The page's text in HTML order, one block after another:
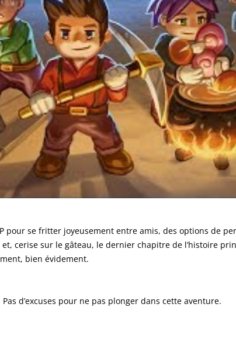
pour se fritter joyeusement entre amis, des options de
cerise sur le gâteau, le dernier chapitre de l’histoire
bien évidement.
d’excuses pour ne pas plonger dans cette aventure.